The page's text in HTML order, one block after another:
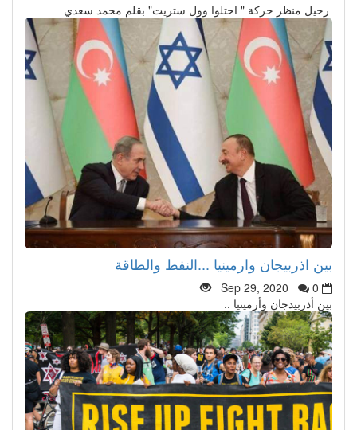
رحيل منظر حركة " احتلوا وول ستريت" بقلم محمد سعدي
بين اذربيجان وارمينيا ...النفط والطاقة
Sep 29, 2020
0
بين أذربيدجان وأرمينيا ..